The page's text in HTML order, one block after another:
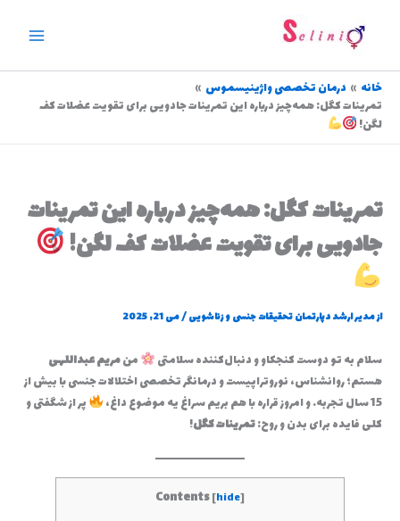
خانه
درمان تخصصی واژینیسموس
تمرینات کگل: همه‌چیز درباره این تمرینات جادویی برای تقویت عضلات کف
لگن!
تمرینات کگل: همه‌چیز درباره این تمرینات
جادویی برای تقویت عضلات کف لگن!
ازمدیر ارشد دپارتمان تحقیقات جنسی و زناشویی/می 21, 2025
سلام به تو دوست کنجکاو و دنبال‌کننده سلامتی منمریم عبداللهی
هستم؛ روانشناس، نوروتراپیست و درمانگر تخصصی اختلالات جنسی با بیش از
15 سال تجربه… و امروز قراره با هم بریم سراغ یه موضوع داغ،
پر از شگفتی و
کلی فایده برای بدن و روح:تمرینات کگل!
Contents[hide]